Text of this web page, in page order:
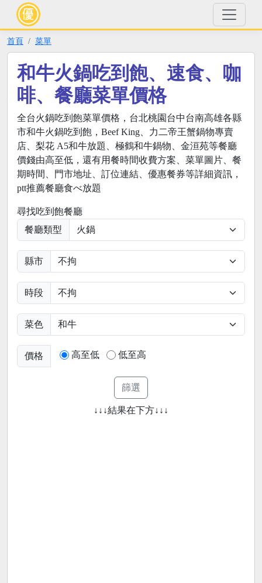
首頁 菜單
和牛火鍋吃到飽、速食、咖
啡、餐廳菜單價格
全台火鍋吃到飽菜單價格，台北桃園台中台南高雄各縣
市和牛火鍋吃到飽，Beef King、力二帝王蟹鍋物專賣
店、梨花 A5和牛放題、極鶴和牛鍋物、金洹苑等餐廳
價錢由高至低，還有用餐時間收費方案、菜單圖片、餐
期時間、門市地址、訂位連結、優惠餐券等詳細資訊，
ptt推薦餐廳食べ放題
尋找吃到飽餐廳
餐廳類型
縣市
時段
菜色
價格 高至低 低至高
↓↓↓結果在下方↓↓↓